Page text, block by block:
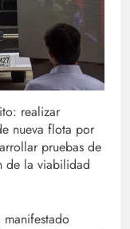
realizar
nueva flota por
pruebas de
de la viabilidad
manifestado